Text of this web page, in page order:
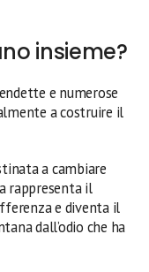
insieme?
e numerose
a costruire il
a cambiare
rappresenta il
e diventa il
dall’odio che ha